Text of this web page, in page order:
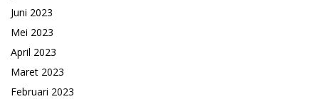
Juni 2023
Mei 2023
April 2023
Maret 2023
Februari 2023